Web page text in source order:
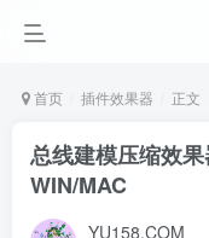
首页 插件效果器 正文
总线建模压缩效
WIN/MAC
YU158.COM